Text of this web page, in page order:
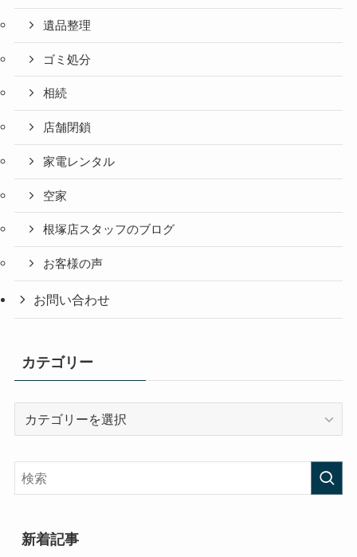
遺品整理
ゴミ処分
相続
店舗閉鎖
家電レンタル
空家
根塚店スタッフのブログ
お客様の声
お問い合わせ
カテゴリー
リ
ー
新着記事